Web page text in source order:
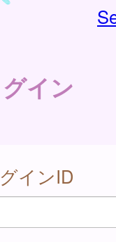
イン
インID